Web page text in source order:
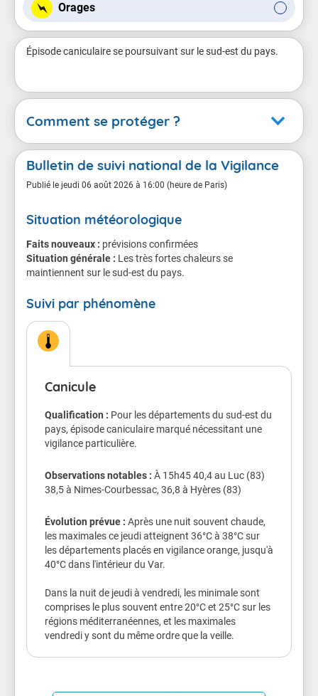
Orages
Épisode caniculaire se poursuivant sur le sud-est du pays.
Comment se protéger ?
Canicule
En cas de vigilance orange
Conséquences possibles
Chacun d'entre nous est menacé, même les sujets en
bonne santé.
les personnes atteintes de maladie chronique ou de
prennent régulièrement des médicaments, et les
dehors, attention à la déshydratation et au coup de
Veillez aussi sur les enfants.
supérieure à 40°C, une peau chaude, rouge et sèche,
des maux de tête, des nausées, une somnolence, une
Conseils de comportement
Buvez de l'eau plusieurs fois par jour
Mouillez vous le corps plusieurs fois par jour à
l’aide d’un brumisateur, d’un gant de toilette
ou en prenant des douches ou des bains
tièdes.
Bulletin de suivi national de la Vigilance
Publié le jeudi 06 août 2026 à 16:00 (heure de Paris)
Situation météorologique
Faits nouveaux : prévisions confirmées
Situation générale : Les très fortes chaleurs se
maintiennent sur le sud-est du pays.
Suivi par phénomène
Canicule
Qualification : Pour les départements du sud-est du
pays, épisode caniculaire marqué nécessitant une
vigilance particulière.
Observations notables : À 15h45 40,4 au Luc (83)
38,5 à Nimes-Courbessac, 36,8 à Hyères (83)
Évolution prévue : Après une nuit souvent chaude,
les maximales ce jeudi atteignent 36°C à 38°C sur
les départements placés en vigilance orange, jusqu'à
40°C dans l'intérieur du Var.
Dans la nuit de jeudi à vendredi, les minimale sont
comprises le plus souvent entre 20°C et 25°C sur les
régions méditerranéennes, et les maximales
vendredi y sont du même ordre que la veille.